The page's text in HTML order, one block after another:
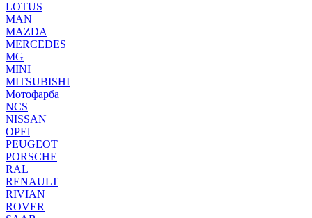
LOTUS
MAN
MAZDA
MERCEDES
MG
MINI
MITSUBISHI
Мотофарба
NCS
NISSAN
OPEl
PEUGEOT
PORSCHE
RAL
RENAULT
RIVIAN
ROVER